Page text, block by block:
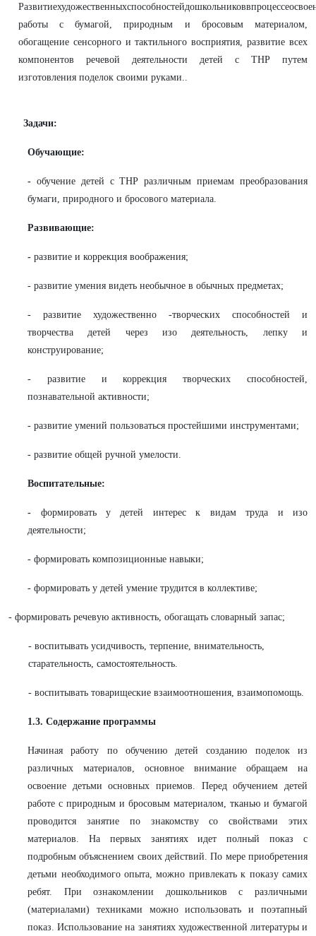
работы с бумагой, природным и бросовым материалом,
обогащение сенсорного и тактильного восприятия, развитие всех
компонентов речевой деятельности детей с ТНР путем
изготовления поделок своими руками..
Задачи:
Обучающие:
- обучение детей с ТНР различным приемам преобразования
бумаги, природного и бросового материала.
Развивающие:
-развитие и коррекция воображения;
- развитие умения видеть необычное в обычных предметах;
- развитие художественно -творческих способностей и
творчества детей через изо деятельность, лепку и
конструирование;
- развитие и коррекция творческих способностей,
познавательной активности;
- развитие умений пользоваться простейшими инструментами;
- развитие общей ручной умелости.
Воспитательные:
- формировать у детей интерес к видам труда и изо
деятельности;
- формировать композиционные навыки;
- формировать у детей умение трудится в коллективе;
- формировать речевую активность, обогащать словарный запас;
- воспитывать усидчивость, терпение, внимательность,
старательность, самостоятельность.
- воспитывать товарищеские взаимоотношения, взаимопомощь.
1.3. Содержание программы
Начиная работу по обучению детей созданию поделок из
различных материалов, основное внимание обращаем на
освоение детьми основных приемов. Перед обучением детей
работе с природным и бросовым материалом, тканью и бумагой
проводится занятие по знакомству со свойствами этих
материалов. На первых занятиях идет полный показ с
подробным объяснением своих действий. По мере приобретения
детьми необходимого опыта, можно привлекать к показу самих
ребят. При ознакомлении дошкольников с различными
(материалами) техниками можно использовать и поэтапный
показ. Использование на занятиях художественной литературы и